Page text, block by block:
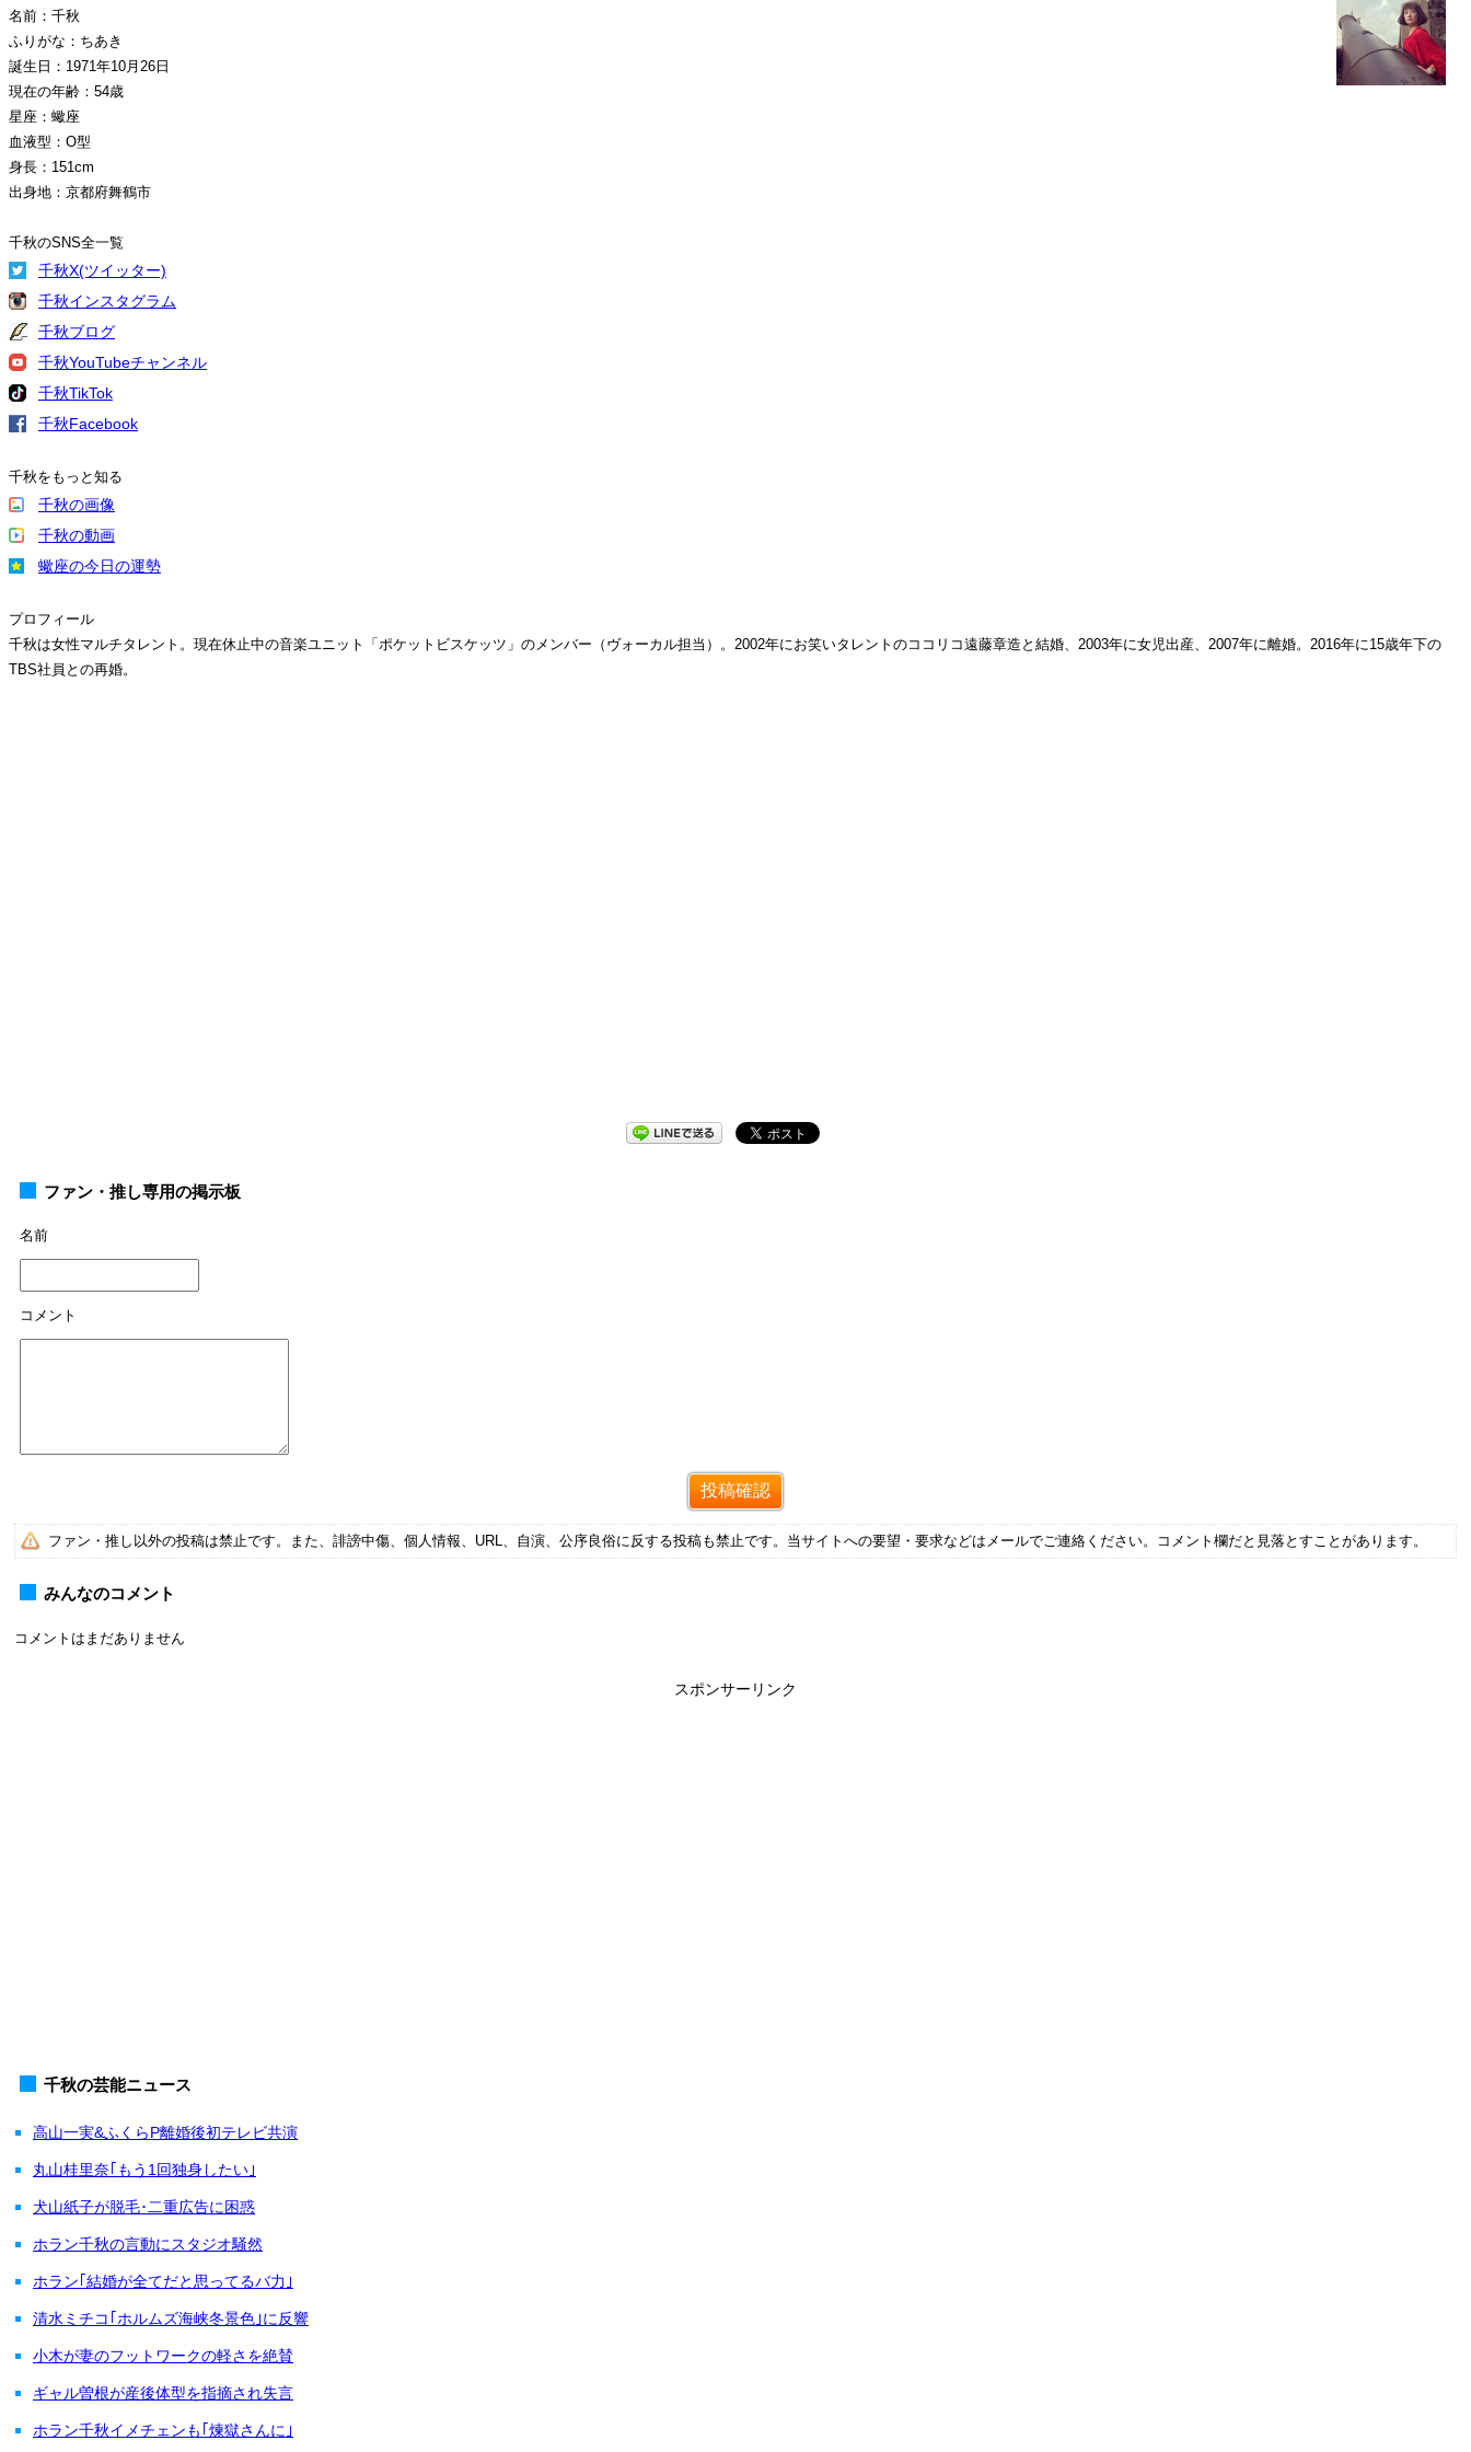
名前：千秋
ふりがな：ちあき
誕生日：1971年10月26日
現在の年齢：54歳
星座：蠍座
血液型：O型
身長：151cm
出身地：京都府舞鶴市
千秋のSNS全一覧
千秋X(ツイッター)
千秋インスタグラム
千秋ブログ
千秋YouTubeチャンネル
千秋TikTok
千秋Facebook
千秋をもっと知る
千秋の画像
千秋の動画
蠍座の今日の運勢
プロフィール
千秋は女性マルチタレント。現在休止中の音楽ユニット「ポケットビスケッツ」のメンバー（ヴォーカル担当）。2002年にお笑いタレントのココリコ遠藤章造と結婚、2003年に女児出産、2007年に離婚。2016年に15歳年下の
TBS社員との再婚。
ファン・推し専用の掲示板
名前
コメント
ファン・推し以外の投稿は禁止です。また、誹謗中傷、個人情報、URL、自演、公序良俗に反する投稿も禁止です。当サイトへの要望・要求などはメールでご連絡ください。コメント欄だと見落とすことがあります。
みんなのコメント
コメントはまだありません
スポンサーリンク
千秋の芸能ニュース
高山一実&ふくらP離婚後初テレビ共演
丸山桂里奈｢もう1回独身したい｣
犬山紙子が脱毛･二重広告に困惑
ホラン千秋の言動にスタジオ騒然
ホラン｢結婚が全てだと思ってるバ力｣
清水ミチコ｢ホルムズ海峡冬景色｣に反響
小木が妻のフットワークの軽さを絶賛
ギャル曽根が産後体型を指摘され失言
ホラン千秋イメチェンも｢煉獄さんに｣